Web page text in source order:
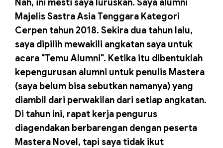
Nah, ini mesti saya luruskan. Saya alumni
Majelis Sastra Asia Tenggara Kategori
Cerpen tahun 2018. Sekira dua tahun lalu,
saya dipilih mewakili angkatan saya untuk
acara "Temu Alumni". Ketika itu dibentuklah
kepengurusan alumni untuk penulis Mastera
(saya belum bisa sebutkan namanya) yang
diambil dari perwakilan dari setiap angkatan.
Di tahun ini, rapat kerja pengurus
diagendakan berbarengan dengan peserta
Mastera Novel, tapi saya tidak ikut